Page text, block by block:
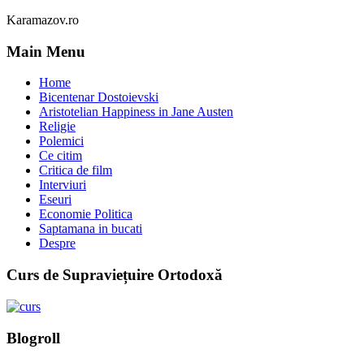
Karamazov.ro
Main Menu
Home
Bicentenar Dostoievski
Aristotelian Happiness in Jane Austen
Religie
Polemici
Ce citim
Critica de film
Interviuri
Eseuri
Economie Politica
Saptamana in bucati
Despre
Curs de Supraviețuire Ortodoxă
Blogroll